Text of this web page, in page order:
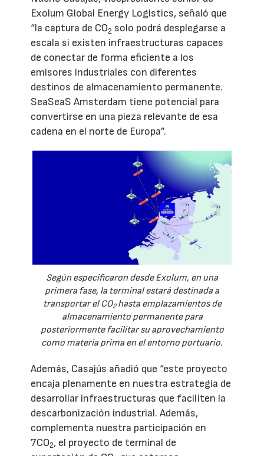
Exolum Global Energy Logistics, señaló que
“la captura de CO2 solo podrá desplegarse a
escala si existen infraestructuras capaces
de conectar de forma eficiente a los
emisores industriales con diferentes
destinos de almacenamiento permanente.
SeaSeaS Amsterdam tiene potencial para
convertirse en una pieza relevante de esa
cadena en el norte de Europa”.
Según especificaron desde Exolum, en una
primera fase, la terminal estará destinada a
transportar el CO2hasta emplazamientos de
almacenamiento permanente para
posteriormente facilitar su aprovechamiento
como materia prima en el entorno portuario.
Además, Casajús añadió que “este proyecto
encaja plenamente en nuestra estrategia de
desarrollar infraestructuras que faciliten la
descarbonización industrial. Además,
complementa nuestra participación en
7CO2, el proyecto de terminal de